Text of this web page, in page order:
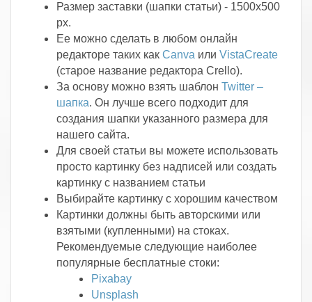
Размер заставки (шапки статьи) - 1500х500
px.
Ее можно сделать в любом онлайн
редакторе таких как Canva или VistaCreate
(старое название редактора Crello).
За основу можно взять шаблон Twitter –
шапка. Он лучше всего подходит для
создания шапки указанного размера для
нашего сайта.
Для своей статьи вы можете использовать
просто картинку без надписей или создать
картинку с названием статьи
Выбирайте картинку с хорошим качеством
Картинки должны быть авторскими или
взятыми (купленными) на стоках.
Рекомендуемые следующие наиболее
популярные бесплатные стоки:
Pixabay
Unsplash